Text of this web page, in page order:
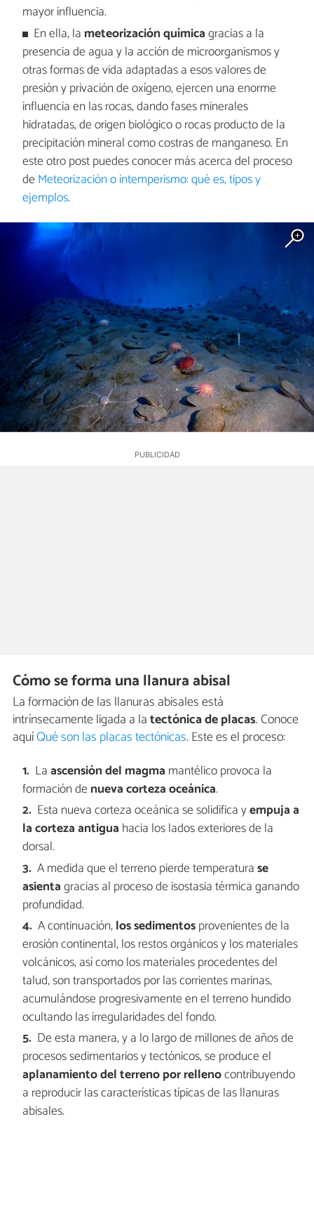
mayor influencia.
En ella, la meteorización químicagracias a la
presencia de agua y la acción de microorganismos y
otras formas de vida adaptadas a esos valores de
presión y privación de oxígeno, ejercen una enorme
influencia en las rocas, dando fases minerales
hidratadas, de origen biológico o rocas producto de la
precipitación mineral como costras de manganeso. En
este otro post puedes conocer más acerca del proceso
de Meteorización o intemperismo: qué es, tipos y
ejemplos.
Cómo se forma una llanura abisal
La formación de las llanuras abisales está
intrínsecamente ligada a latectónica de placas. Conoce
aquíQué son las placas tectónicas. Este es el proceso:
Laascensión del magma mantélico provoca la
formación de nueva corteza oceánica.
Esta nueva corteza oceánica se solidifica yempuja a
la corteza antigua hacia los lados exteriores de la
dorsal.
A medida que el terreno pierde temperaturase
asientagracias al proceso de isostasia térmica ganando
profundidad.
A continuación,lossedimentosprovenientes de la
erosión continental, los restos orgánicos y los materiales
volcánicos, así como los materiales procedentes del
talud, son transportados por las corrientes marinas,
acumulándose progresivamente en el terreno hundido
ocultando las irregularidades del fondo.
De esta manera, y a lo largo de millones de años de
procesos sedimentarios y tectónicos, se produce el
aplanamiento del terreno por rellenocontribuyendo
a reproducir las características típicas de las llanuras
abisales.